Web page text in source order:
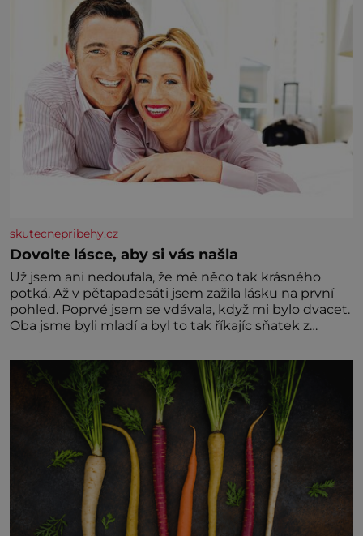
skutecnepribehy.cz
Dovolte lásce, aby si vás našla
Už jsem ani nedoufala, že mě něco tak krásného
potká. Až v pětapadesáti jsem zažila lásku na první
pohled. Poprvé jsem se vdávala, když mi bylo dvacet.
Oba jsme byli mladí a byl to tak říkajíc sňatek z
zaopatřený mladý muž. Manželství nám oběma moc
nesvědčilo, brzy jsme zjistili, že